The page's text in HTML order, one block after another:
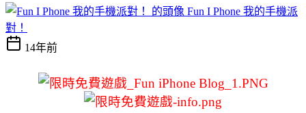
Fun I Phone 我的手機派
對！
14年前